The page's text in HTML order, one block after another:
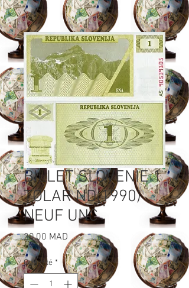
BILLET SLOVENIE 1
TOLAR ND(1990)
NEUF UNC
20,00 MAD Prix
Quantité *